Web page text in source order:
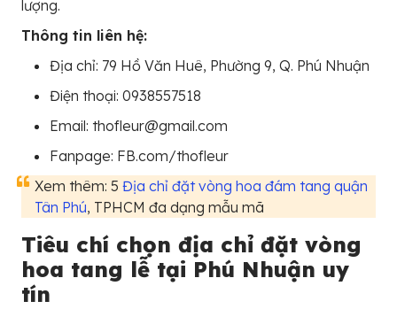
lượng.
Thông tin liên hệ:
Địa chỉ: 79 Hồ Văn Huê, Phường 9, Q. Phú Nhuận
Điện thoại: 0938557518
Email: thofleur@gmail.com
Fanpage: FB.com/thofleur
Xem thêm: 5 Địa chỉ đặt vòng hoa đám tang quận
Tân Phú, TPHCM đa dạng mẫu mã
Tiêu chí chọn địa chỉ đặt vòng
hoa tang lễ tại Phú Nhuận uy
tín